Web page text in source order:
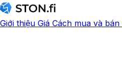
Giới thiệu Giá Cách mua và bán